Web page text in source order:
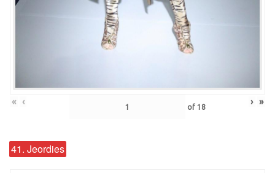
« ‹ of 18 › »
41. Jeordies